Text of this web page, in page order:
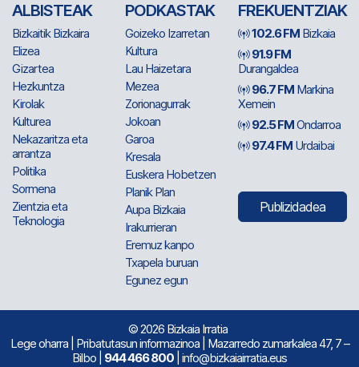
ALBISTEAK
Bizkaitik Bizkaira
Elizea
Gizartea
Hezkuntza
Kirolak
Kulturea
Nekazaritza eta
arrantza
Politika
Sormena
Zientzia eta
Teknologia
PODKASTAK
Goizeko Izarretan
Kultura
Lau Haizetara
Mezea
Zorionagurrak
Jokoan
Garoa
Kresala
Euskera Hobetzen
Planik Plan
Aupa Bizkaia
Irakurrieran
Eremuz kanpo
Txapela buruan
Egunez egun
FREKUENTZIAK
102.6 FM Bizkaia
91.9 FM
Durangaldea
96.7 FM Markina
Xemein
92.5 FMOndarroa
97.4 FM Urdaibai
Publizidadea
© 2026 Bizkaia Irratia
Lege oharra| Pribatutasun informazinoa| Mazarredo zumarkalea 47, 7 –
Bilbo | 944 466 800 | info@bizkaiairratia.eus